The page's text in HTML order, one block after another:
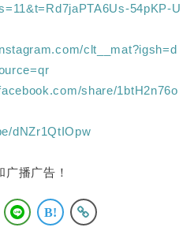
54pKP-U
clt__mat?igsh=d
share/1btH2n76o
dNZr1QtIOpw
播广告！